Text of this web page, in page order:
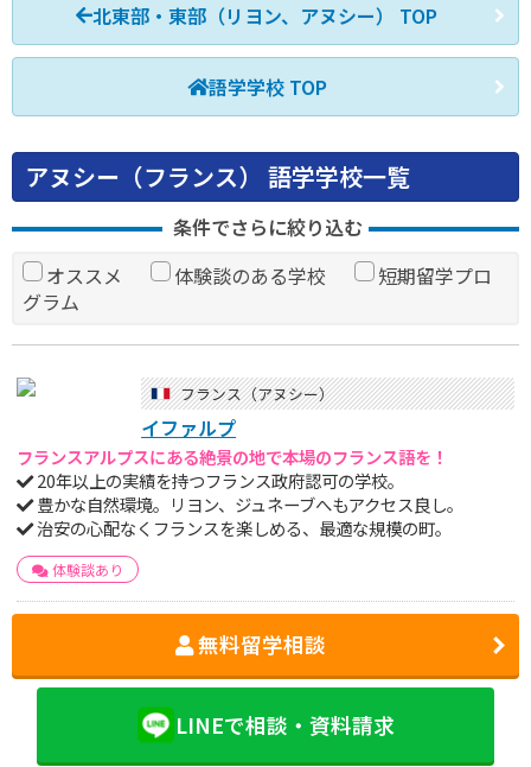
北東部・東部（リヨン、アヌシー） TOP
語学学校 TOP
アヌシー（フランス） 語学学校一覧
条件でさらに絞り込む
オススメ
体験談のある学校
短期留学プロ
グラム
フランス（アヌシー）
イファルプ
フランスアルプスにある絶景の地で本場のフランス語を！
20年以上の実績を持つフランス政府認可の学校。
豊かな自然環境。リヨン、ジュネーブへもアクセス良し。
治安の心配なくフランスを楽しめる、最適な規模の町。
体験談あり
無料留学相談
LINEで相談・資料請求